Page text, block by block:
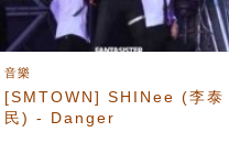
[SMTOWN] SHINee (李泰
民) - Danger
音樂